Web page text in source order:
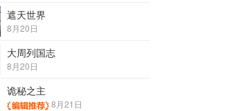
遮天世界
8月20日
大周列国志
8月20日
诡秘之主
8月21日